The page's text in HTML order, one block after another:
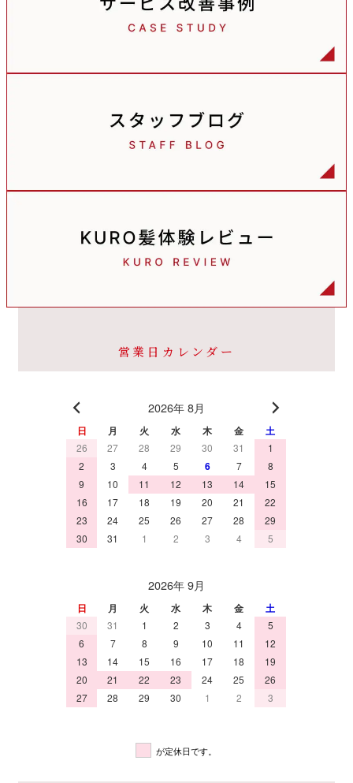
営業日カレンダー
2026年 8月
日 月 火 水 木 金 土
26 27 28 29 30 31
1
2
3 4 5 6 7
8
9
10 11 12 13 14
15
16
17 18 19 20 21
22
23
24 25 26 27 28
29
30
31 1 2 3 4 5
2026年 9月
日 月 火 水 木 金 土
30 31 1 2 3 4
5
6
7 8 9 10 11
12
13
14 15 16 17 18
19
20
21 22 23 24 25
26
27
28 29 30 1 2 3
が定休日です。